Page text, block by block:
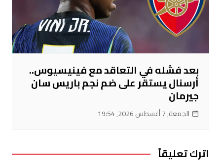
بعد فشله في التعاقد مع فينيسيوس..
أرسنال يستقر على ضم نجم باريس سان
جيرمان
الجمعة, 7 أغسطس 2026, 19:54
اترك تعليقاً